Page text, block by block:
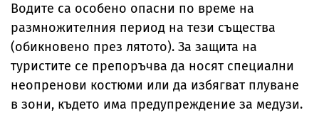
Водите са особено опасни по време на
размножителния период на тези същества
(обикновено през лятото). За защита на
туристите се препоръчва да носят специални
неопренови костюми или да избягват плуване
в зони, където има предупреждение за медузи.